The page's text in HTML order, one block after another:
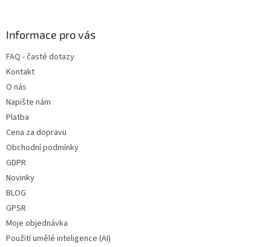
Informace pro vás
FAQ - časté dotazy
Kontakt
O nás
Napište nám
Platba
Cena za dopravu
Obchodní podmínky
GDPR
Novinky
BLOG
GPSR
Moje objednávka
Použití umělé inteligence (AI)